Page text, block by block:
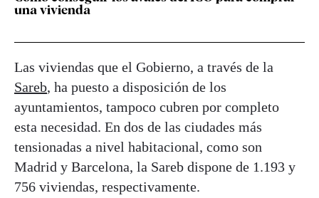
una vivienda
Las viviendas que el Gobierno, a través de la
Sareb, ha puesto a disposición de los
ayuntamientos, tampoco cubren por completo
esta necesidad. En dos de las ciudades más
tensionadas a nivel habitacional, como son
Madrid y Barcelona, la Sareb dispone de 1.193 y
756 viviendas, respectivamente.